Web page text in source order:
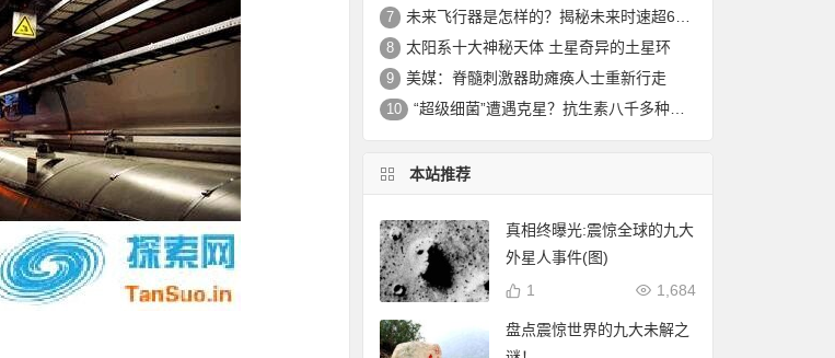
7 未来飞行器是怎样的？揭秘未来时速超6000公里的飞行器
8 太阳系十大神秘天体 土星奇异的土星环
9 美媒：脊髓刺激器助瘫痪人士重新行走
10 “超级细菌”遭遇克星？抗生素八千多种新组合效果惊人
本站推荐
真相终曝光:震惊全球的九大
外星人事件(图)
1,684
1
盘点震惊世界的九大未解之